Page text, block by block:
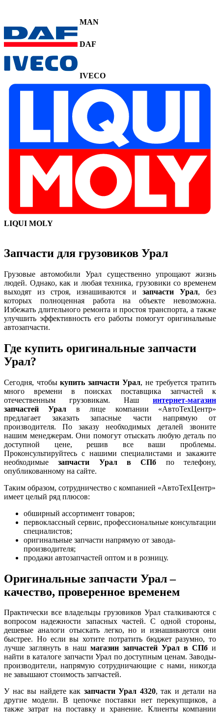
MAN
DAF
IVECO
LIQUI MOLY
Запчасти для грузовиков Урал
Грузовые автомобили Урал существенно упрощают жизнь
людей. Однако, как и любая техника, грузовики со временем
выходят из строя, изнашиваются и запчасти Урал, без
которых полноценная работа на объекте невозможна.
Избежать длительного ремонта и простоя транспорта, а также
улучшить эффективность его работы помогут оригинальные
автозапчасти.
Где купить оригинальные запчасти
Урал?
Сегодня, чтобыкупить запчасти Урал, не требуется тратить
много времени в поисках поставщика запчастей к
отечественным грузовикам. Наш интернет-магазин
запчастей Урал в лице компании «АвтоТехЦентр»
предлагает заказать запасные части напрямую от
производителя. По заказу необходимых деталей звоните
нашим менеджерам. Они помогут отыскать любую деталь по
доступной цене, решив все ваши проблемы.
Проконсультируйтесь с нашими специалистами и закажите
необходимыезапчасти Урал в СПб по телефону,
опубликованному на сайте.
Таким образом, сотрудничество с компанией «АвтоТехЦентр»
имеет целый ряд плюсов:
обширный ассортимент товаров;
первоклассный сервис, профессиональные консультации
специалистов;
оригинальные запчасти напрямую от завода-
производителя;
продажи автозапчастей оптом и в розницу.
Оригинальные запчасти Урал –
качество, проверенное временем
Практически все владельцы грузовиков Урал сталкиваются с
вопросом надежности запасных частей. С одной стороны,
дешевые аналоги отыскать легко, но и изнашиваются они
быстрее. Но если вы хотите потратить бюджет разумно, то
лучше заглянуть в наш магазин запчастей Урал в СПб и
найти в каталоге запчасти Урал по доступным ценам. Заводы-
производители, напрямую сотрудничающие с нами, никогда
не завышают стоимость запчастей.
У нас вы найдете как запчасти Урал 4320, так и детали на
другие модели. В цепочке поставки нет перекупщиков, а
также затрат на поставку и хранение. Клиенты компании